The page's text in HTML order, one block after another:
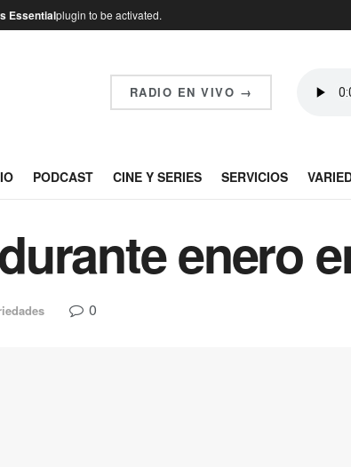
Essentialplugin to be activated.
RADIO EN VIVO →
PODCAST CINE Y SERIES SERVICIOS
enero
0